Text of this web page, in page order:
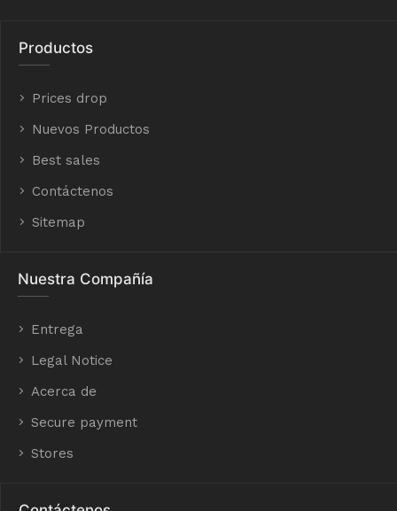
Productos
Prices drop
Nuevos Productos
Best sales
Contáctenos
Sitemap
Nuestra Compañía
Entrega
Legal Notice
Acerca de
Secure payment
Stores